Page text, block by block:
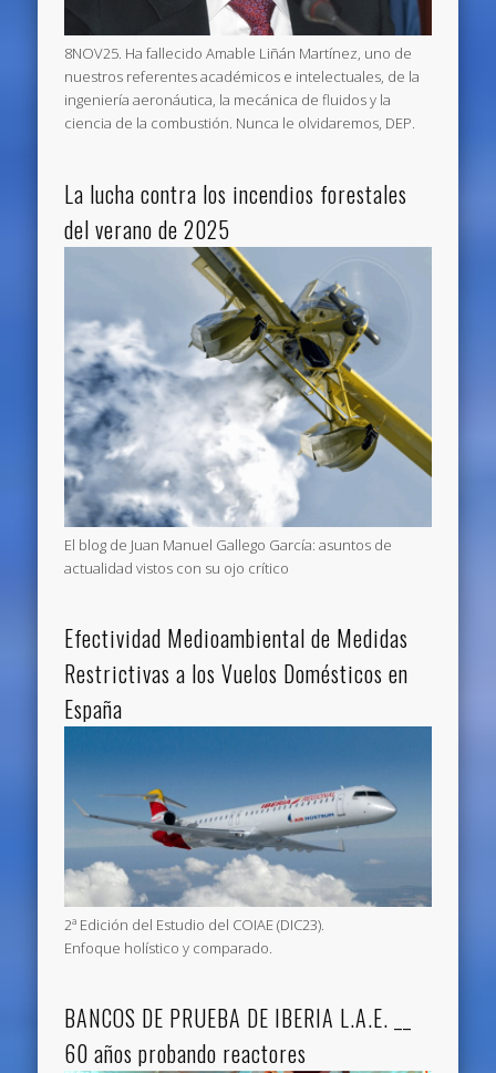
8NOV25. Ha fallecido Amable Liñán Martínez, uno de
nuestros referentes académicos e intelectuales, de la
ingeniería aeronáutica, la mecánica de fluidos y la
ciencia de la combustión. Nunca le olvidaremos, DEP.
La lucha contra los incendios forestales
del verano de 2025
El blog de Juan Manuel Gallego García: asuntos de
actualidad vistos con su ojo crítico
Efectividad Medioambiental de Medidas
Restrictivas a los Vuelos Domésticos en
España
2ª Edición del Estudio del COIAE (DIC23).
Enfoque holístico y comparado.
BANCOS DE PRUEBA DE IBERIA L.A.E. __
60 años probando reactores